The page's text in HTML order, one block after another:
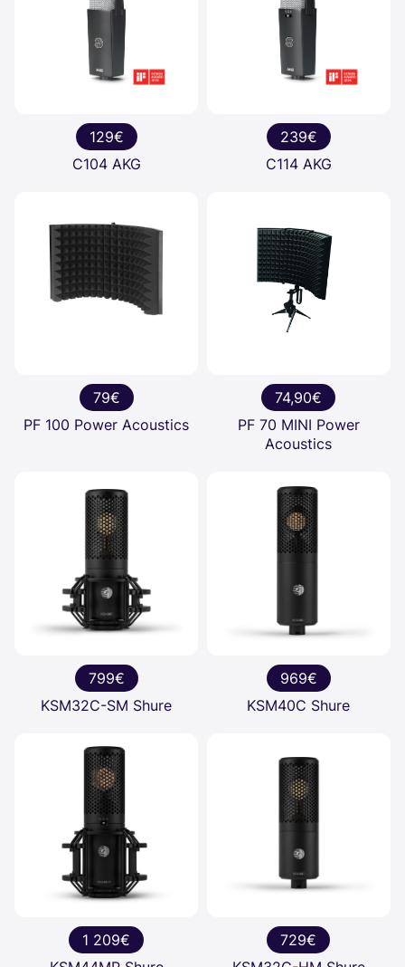
129€
C104 AKG
239€
C114 AKG
79€
PF 100 Power Acoustics
74,90€
PF 70 MINI Power
Acoustics
799€
KSM32C-SM Shure
969€
KSM40C Shure
1 209€
729€